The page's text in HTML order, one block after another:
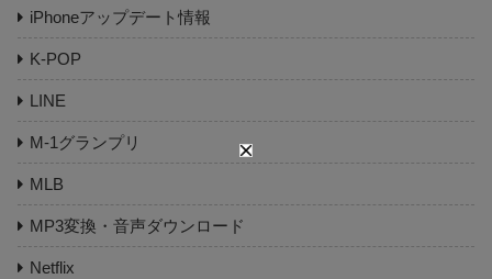
iPhoneアップデート情報
K-POP
LINE
M-1グランプリ
MLB
MP3変換・音声ダウンロード
Netflix